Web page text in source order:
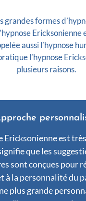
grandes formes
Ericksonienne
aussi l’hypnose
l’hypnose
plusieurs raisons.
Ericksonienne est
que les
sont conçues pour
à la personnalité du
plus grande